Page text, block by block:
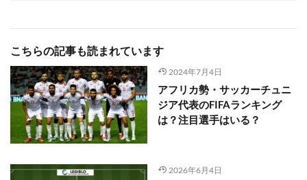
こちらの記事も読まれています
2024年7月4日
アフリカ勢・サッカーチュニ
ジア代表のFIFAランキング
は？注目選手はいる？
2026年6月4日